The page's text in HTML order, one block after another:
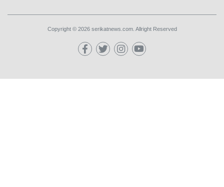
Copyright © 2026 serikatnews.com. Allright Reserved